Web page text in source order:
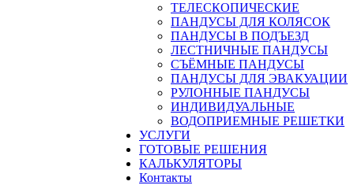
ТЕЛЕСКОПИЧЕСКИЕ
ПАНДУСЫ ДЛЯ КОЛЯСОК
ПАНДУСЫ В ПОДЪЕЗД
ЛЕСТНИЧНЫЕ ПАНДУСЫ
CЪЁМНЫЕ ПАНДУСЫ
ПАНДУСЫ ДЛЯ ЭВАКУАЦИИ
РУЛОННЫЕ ПАНДУСЫ
ИНДИВИДУАЛЬНЫЕ
ВОДОПРИЕМНЫЕ РЕШЕТКИ
УСЛУГИ
ГОТОВЫЕ РЕШЕНИЯ
КАЛЬКУЛЯТОРЫ
Контакты